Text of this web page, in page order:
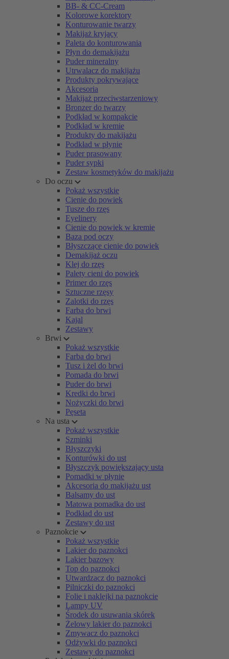
BB- & CC-Cream
Kolorowe korektory
Konturowanie twarzy
Makijaż kryjący
Paleta do konturowania
Płyn do demakijażu
Puder mineralny
Utrwalacz do makijażu
Produkty pokrywające
Akcesoria
Makijaż przeciwstarzeniowy
Bronzer do twarzy
Podkład w kompakcie
Podkład w kremie
Produkty do makijażu
Podkład w płynie
Puder prasowany
Puder sypki
Zestaw kosmetyków do makijażu
Do oczu
Pokaż wszystkie
Cienie do powiek
Tusze do rzęs
Eyelinery
Cienie do powiek w kremie
Baza pod oczy
Błyszczące cienie do powiek
Demakijaż oczu
Klej do rzęs
Palety cieni do powiek
Primer do rzęs
Sztuczne rzęsy
Zalotki do rzęs
Farba do brwi
Kajal
Zestawy
Brwi
Pokaż wszystkie
Farba do brwi
Tusz i żel do brwi
Pomada do brwi
Puder do brwi
Kredki do brwi
Nożyczki do brwi
Pęseta
Na usta
Pokaż wszystkie
Szminki
Błyszczyki
Konturówki do ust
Błyszczyk powiększający usta
Pomadki w płynie
Akcesoria do makijażu ust
Balsamy do ust
Matowa pomadka do ust
Podkład do ust
Zestawy do ust
Paznokcie
Pokaż wszystkie
Lakier do paznokci
Lakier bazowy
Top do paznokci
Utwardzacz do paznokci
Pilniczki do paznokci
Folie i naklejki na paznokcie
Lampy UV
Środek do usuwania skórek
Żelowy lakier do paznokci
Zmywacz do paznokci
Odżywki do paznokci
Zestawy do paznokci